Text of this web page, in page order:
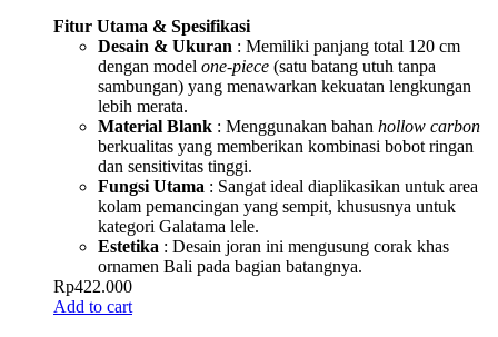
Fitur Utama & Spesifikasi
Desain & Ukuran : Memiliki panjang total 120 cm
dengan model one-piece (satu batang utuh tanpa
sambungan) yang menawarkan kekuatan lengkungan
lebih merata.
Material Blank : Menggunakan bahan hollow carbon
berkualitas yang memberikan kombinasi bobot ringan
dan sensitivitas tinggi.
Fungsi Utama : Sangat ideal diaplikasikan untuk area
kolam pemancingan yang sempit, khususnya untuk
kategori Galatama lele.
Estetika : Desain joran ini mengusung corak khas
ornamen Bali pada bagian batangnya.
Rp422.000
Add to cart